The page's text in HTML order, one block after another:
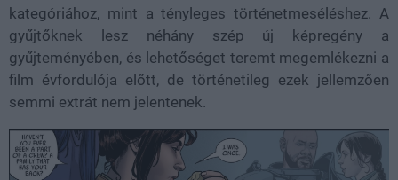
kategóriához, mint a tényleges történetmeséléshez. A
gyűjtőknek lesz néhány szép új képregény a
gyűjteményében, és lehetőséget teremt megemlékezni a
film évfordulója előtt, de történetileg ezek jellemzően
semmi extrát nem jelentenek.